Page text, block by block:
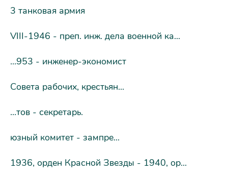
3 танковая армия
VIII-1946 - преп. инж. дела военной ка...
...953 - инженер-экономист
Совета рабочих, крестьян...
...тов - секретарь.
юзный комитет - зампре...
1936, орден Красной Звезды - 1940, ор...